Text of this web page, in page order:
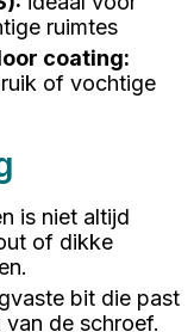
ruimtes
coating:
of vochtige
is niet altijd
of dikke
bit die past
de schroef.